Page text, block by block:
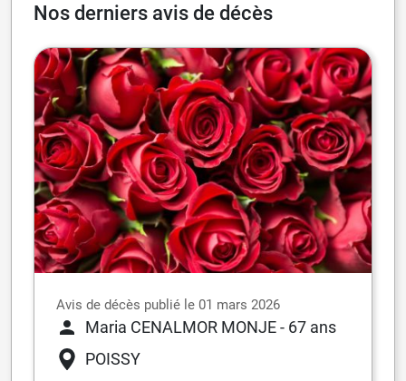
Nos derniers avis de décès
Avis de décès publié le 01 mars 2026
Maria CENALMOR MONJE- 67 ans
POISSY